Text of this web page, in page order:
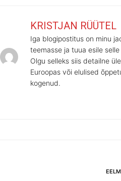
KRISTJAN RÜÜTEL
Iga blogipostitus on minu
teemasse ja tuua esile
Olgu selleks siis detailne
Euroopas või elulised
kogenud.